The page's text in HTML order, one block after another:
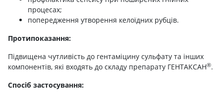
процесах;
попередження утворення келоїдних рубців.
Протипоказання:
Підвищена чутливість до гентаміцину сульфату та інших
компонентів, які входять до складу препарату ГЕНТАКСАН®.
Спосіб застосування: